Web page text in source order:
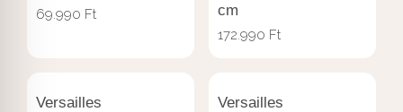
69.990 Ft
cm
172.990 Ft
Versailles
Versailles